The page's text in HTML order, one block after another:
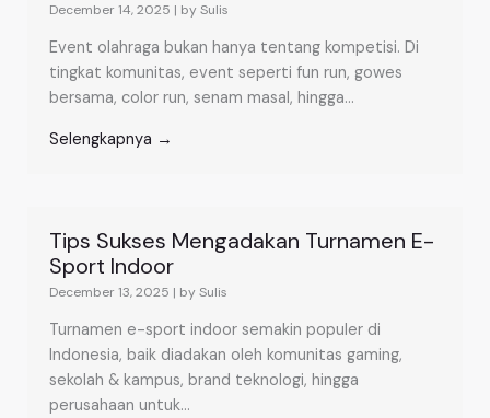
December 14, 2025 | by Sulis
Event olahraga bukan hanya tentang kompetisi. Di
tingkat komunitas, event seperti fun run, gowes
bersama, color run, senam masal, hingga...
Selengkapnya →
Tips Sukses Mengadakan Turnamen E-
Sport Indoor
December 13, 2025 | by Sulis
Turnamen e-sport indoor semakin populer di
Indonesia, baik diadakan oleh komunitas gaming,
sekolah & kampus, brand teknologi, hingga
perusahaan untuk...